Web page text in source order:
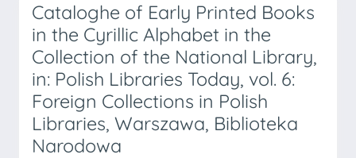
Cataloghe of Early Printed Books
in the Cyrillic Alphabet in the
Collection of the National Library,
in: Polish Libraries Today, vol. 6:
Foreign Collections in Polish
Libraries, Warszawa, Biblioteka
Narodowa